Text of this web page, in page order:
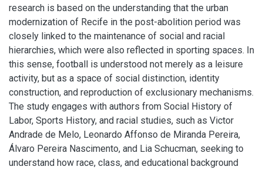
research is based on the understanding that the urban
modernization of Recife in the post-abolition period was
closely linked to the maintenance of social and racial
hierarchies, which were also reflected in sporting spaces. In
this sense, football is understood not merely as a leisure
activity, but as a space of social distinction, identity
construction, and reproduction of exclusionary mechanisms.
The study engages with authors from Social History of
Labor, Sports History, and racial studies, such as Victor
Andrade de Melo, Leonardo Affonso de Miranda Pereira,
Álvaro Pereira Nascimento, and Lia Schucman, seeking to
understand how race, class, and educational background